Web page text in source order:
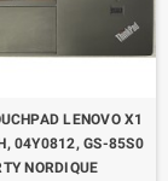
LENOVO X1
04Y0812, GS-85S0
NORDIQUE